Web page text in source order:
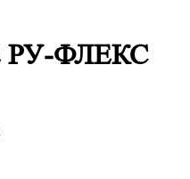
РУ-ФЛЕКС